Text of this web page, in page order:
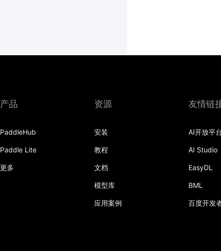
产品
PaddleHub
Paddle Lite
更多
资源
安装
教程
文档
模型库
应用案例
友情链
AI开放平
AI Studio
EasyDL
BML
百度开发